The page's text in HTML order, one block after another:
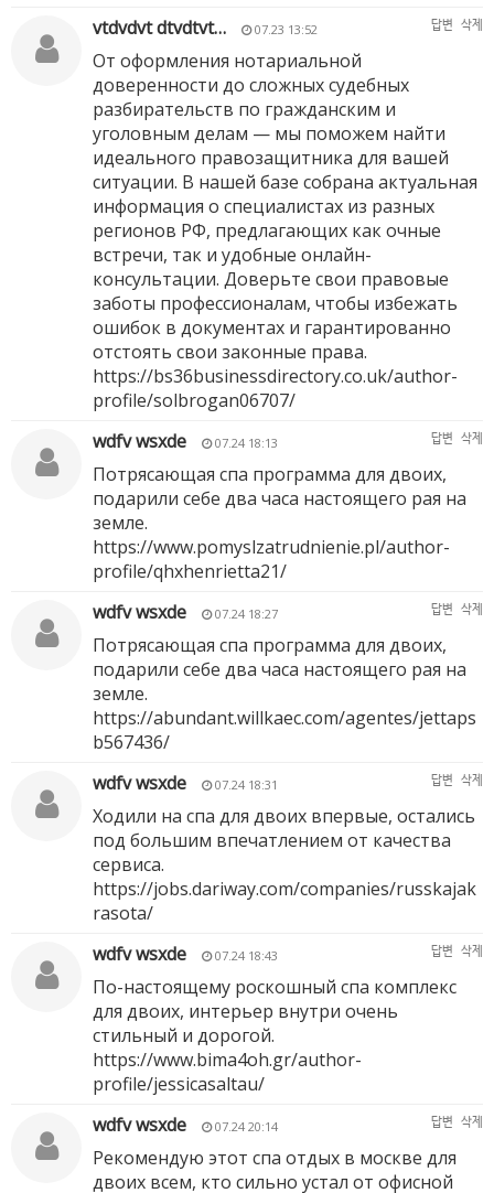
vtdvdvt dtvdtvt…
07.23 13:52 답변 삭제
От оформления нотариальной
доверенности до сложных судебных
разбирательств по гражданским и
уголовным делам — мы поможем найти
идеального правозащитника для вашей
ситуации. В нашей базе собрана актуальная
информация о специалистах из разных
регионов РФ, предлагающих как очные
встречи, так и удобные онлайн-
консультации. Доверьте свои правовые
заботы профессионалам, чтобы избежать
ошибок в документах и гарантированно
отстоять свои законные права.
https://bs36businessdirectory.co.uk/author-
profile/solbrogan06707/
wdfv wsxde
07.24 18:13 답변 삭제
Потрясающая спа программа для двоих,
подарили себе два часа настоящего рая на
земле.
https://www.pomyslzatrudnienie.pl/author-
profile/qhxhenrietta21/
wdfv wsxde
07.24 18:27 답변 삭제
Потрясающая спа программа для двоих,
подарили себе два часа настоящего рая на
земле.
https://abundant.willkaec.com/agentes/jettaps
b567436/
wdfv wsxde
07.24 18:31 답변 삭제
Ходили на спа для двоих впервые, остались
под большим впечатлением от качества
сервиса.
https://jobs.dariway.com/companies/russkajak
rasota/
wdfv wsxde
07.24 18:43 답변 삭제
По-настоящему роскошный спа комплекс
для двоих, интерьер внутри очень
стильный и дорогой.
https://www.bima4oh.gr/author-
profile/jessicasaltau/
wdfv wsxde
07.24 20:14 답변 삭제
Рекомендую этот спа отдых в москве для
двоих всем, кто сильно устал от офисной